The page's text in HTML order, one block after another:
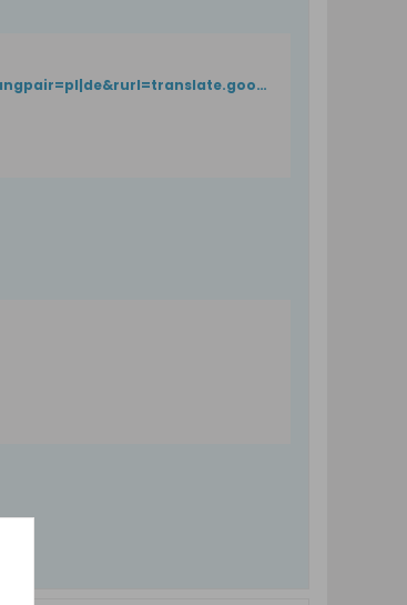
http://translate.googleusercontent.com/translate_c?client=tmpg&depth=1&hl=pl&langpair=pl|de&rurl=translate.google.com&u=http://www.elblag.eu/index.php%3Foption%3Dcom_content%26view%3Darticle%26id%3D55:departament-spraw-obywatelskich%26catid%3D33:departamenty-urzdu-miejskiego-w-elblgu%26Itemid%3D45&usg=ALkJrhj6oMwYp7P_4cuMl9vdG2mU2afArw